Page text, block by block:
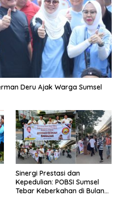
Deru Ajak Warga Sumsel
Sinergi Prestasi dan
Kepedulian: POBSI Sumsel
Tebar Keberkahan di Bulan